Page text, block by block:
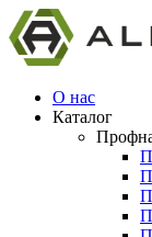
О нас
Каталог